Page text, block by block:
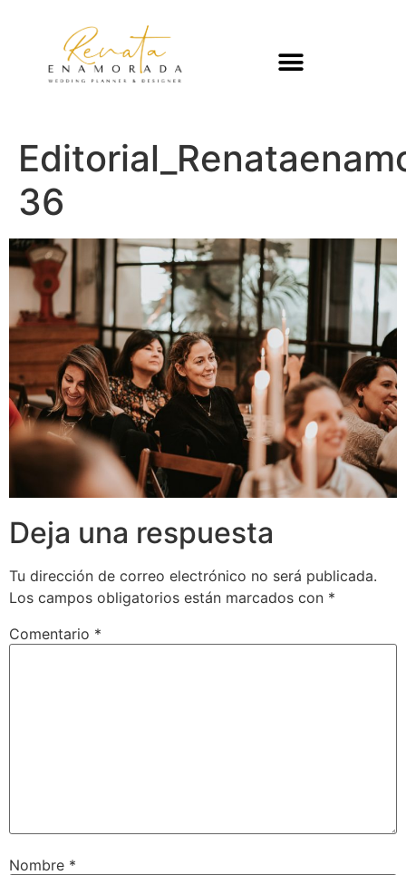
36
Deja una respuesta
Tu dirección de correo electrónico no será publicada.
Los campos obligatorios están marcados con *
Comentario *
Nombre *